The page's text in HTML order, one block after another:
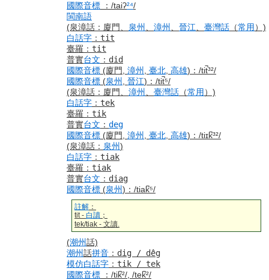
國際音標
： /taiʔ²⁴/
閩南語
(泉漳話：廈門、 泉州 漳州 晉江 臺灣話 （常用 ）)
白話字 ： tit
臺羅 ： tit
普實台文 ： did
國際音標 (廈門, 漳州 臺北 高雄) ： /tit̚³²/
國際音標 (泉州 晉江) ： /tit̚⁵/
(泉漳話：廈門、 漳州 臺灣話 （常用 ）)
白話字 ： tek
臺羅 ： tik
普實台文 ： deg
國際音標 (廈門, 漳州 臺北 高雄) ： /tiɪk̚³²/
(泉漳話： 泉州)
白話字 ： tiak
臺羅 ： tiak
普實台文 ： diag
國際音標 (泉州) ： /tiak̚⁵/
註解 ：
tit - 白讀 ；
tek/tiak - 文讀.
(潮州話)
潮州話拼音 ： dig / dêg
模仿白話字 ： tik / tek
國際音標
： /tik̚²/, /tek̚²/